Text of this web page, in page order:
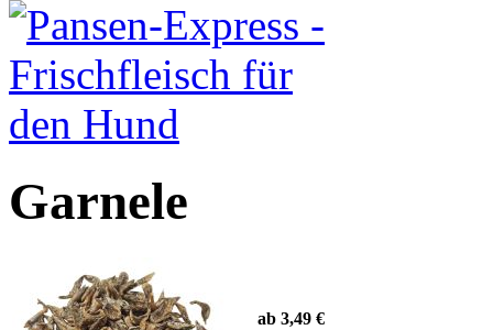
Garnele
ab 3,49 €